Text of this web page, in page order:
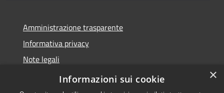
Amministrazione trasparente
Informativa privacy
Note legali
Dichiarazione di accessibilità
×
Informazioni sui cookie